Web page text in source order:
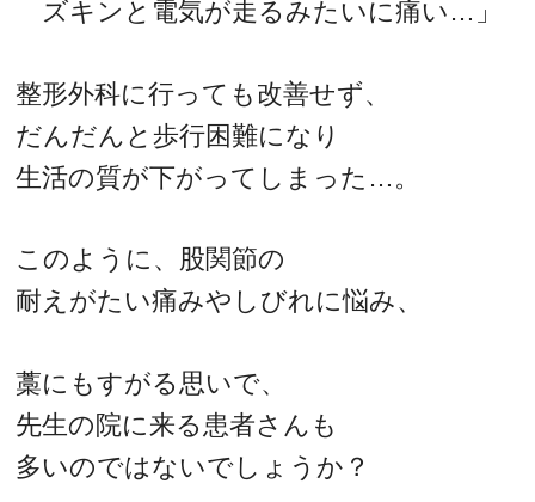
ズキンと電気が走るみたいに痛い…」
整形外科に行っても改善せず、
だんだんと歩行困難になり
生活の質が下がってしまった…。
このように、股関節の
耐えがたい痛みやしびれに悩み、
藁にもすがる思いで、
先生の院に来る患者さんも
多いのではないでしょうか？